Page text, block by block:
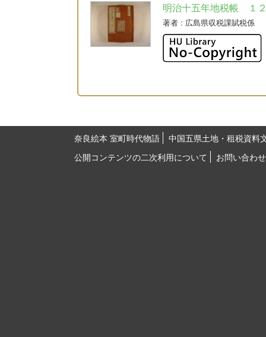
明治十五年地税帳 １
著者 : 広島県収税課賦税係
奈良絵本 室町時代物語
中国五県土地・租税資料
公開コンテンツの二次利用について
お問い合わせ